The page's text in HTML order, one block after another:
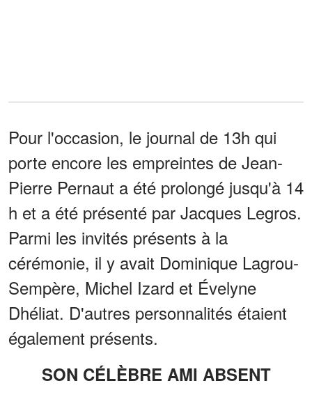
Pour l'occasion, le journal de 13h qui
porte encore les empreintes de Jean-
Pierre Pernaut a été prolongé jusqu'à 14
h et a été présenté par Jacques Legros.
Parmi les invités présents à la
cérémonie, il y avait Dominique Lagrou-
Sempère, Michel Izard et Évelyne
Dhéliat. D'autres personnalités étaient
également présents.
SON CÉLÈBRE AMI ABSENT